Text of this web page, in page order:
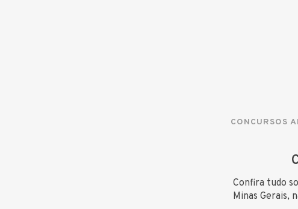
CONCURSOS
Confira tudo
Minas Gerais,